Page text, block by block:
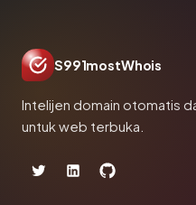
S991mostWhois
Intelijen domain otomatis
untuk web terbuka.